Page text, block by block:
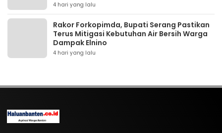
4 hari yang lalu
Rakor Forkopimda, Bupati Serang Pastikan
Terus Mitigasi Kebutuhan Air Bersih Warga
Dampak Elnino
4 hari yang lalu